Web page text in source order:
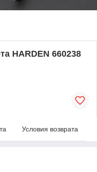
HARDEN 660238
Условия возврата